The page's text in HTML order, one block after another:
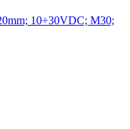
10÷30VDC; M30;